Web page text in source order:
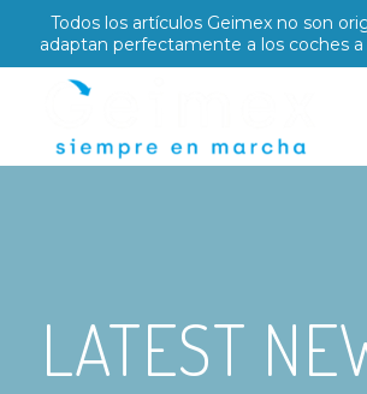
Todos los artículos Geimex no son
adaptan perfectamente a los coches
LATEST